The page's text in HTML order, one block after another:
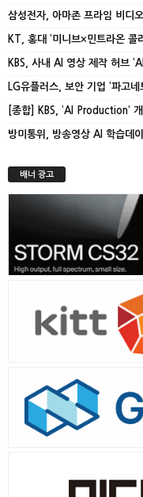
삼성전자, 아마존 프라임 비디
KT, 홍대 ‘미니브×민트라온 콜
KBS, 사내 AI 영상 제작 허브
LG유플러스, 보안 기업 ‘파고
[종합] KBS, ‘AI Production’
방미통위, 방송영상 AI 학습데
배너 광고